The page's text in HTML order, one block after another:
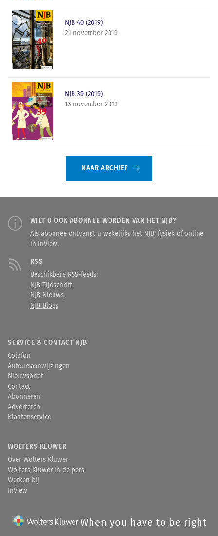
NJB 40 (2019)
21 november 2019
NJB 39 (2019)
13 november 2019
NAAR ARCHIEF
WILT U OOK ABONNEE WORDEN VAN HET NJB?
Als abonnee ontvangt u wekelijks het NJB: fysiek óf online
in InView.
RSS
Beschikbare RSS-feeds:
NJB Tijdschrift
NJB Nieuws
NJB Blogs
SERVICE & CONTACT NJB
Colofon
Auteursaanwijzingen
Nieuwsbrief
Contact
Abonneren
Adverteren
Klantenservice
WOLTERS KLUWER
Over Wolters Kluwer
Wolters Kluwer in de pers
Werken bij
InView
When you have to be right